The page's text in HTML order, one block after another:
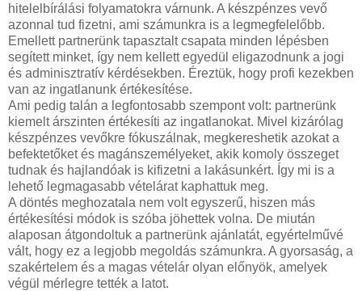
hitelelbírálási folyamatokra várnunk. A készpénzes vevő
azonnal tud fizetni, ami számunkra is a legmegfelelőbb.
Emellett partnerünk tapasztalt csapata minden lépésben
segített minket, így nem kellett egyedül eligazodnunk a jogi
és adminisztratív kérdésekben. Éreztük, hogy profi kezekben
van az ingatlanunk értékesítése.
Ami pedig talán a legfontosabb szempont volt: partnerünk
kiemelt árszinten értékesíti az ingatlanokat. Mivel kizárólag
készpénzes vevőkre fókuszálnak, megkereshetik azokat a
befektetőket és magánszemélyeket, akik komoly összeget
tudnak és hajlandóak is kifizetni a lakásunkért. Így mi is a
lehető legmagasabb vételárat kaphattuk meg.
A döntés meghozatala nem volt egyszerű, hiszen más
értékesítési módok is szóba jöhettek volna. De miután
alaposan átgondoltuk a partnerünk ajánlatát, egyértelművé
vált, hogy ez a legjobb megoldás számunkra. A gyorsaság, a
szakértelem és a magas vételár olyan előnyök, amelyek
végül mérlegre tették a latot.